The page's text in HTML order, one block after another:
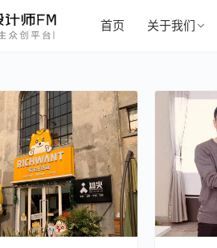
首页 关于我们